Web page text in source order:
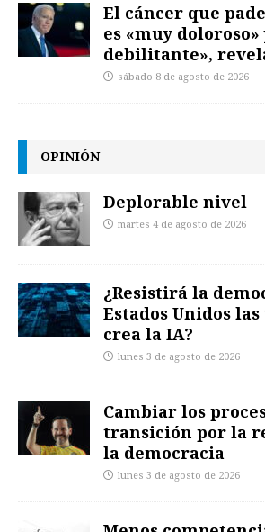
El cáncer que
es «muy doloroso»
debilitante»,
sábado 8 de agosto de 2026
OPINIÓN
Deplorable nivel
martes 4 de agosto de 2026
¿Resistirá la
Estados Unidos
crea la IA?
lunes 3 de agosto de 2026
Cambiar los
transición por la
la democracia
lunes 3 de agosto de 2026